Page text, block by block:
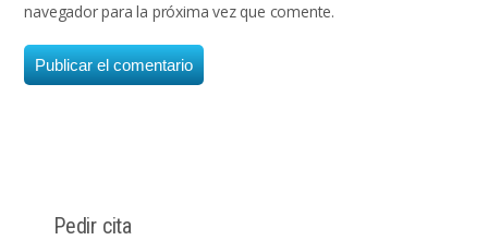
navegador para la próxima vez que comente.
Pedir cita